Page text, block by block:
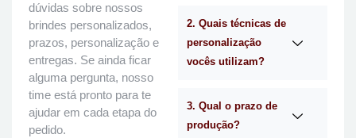
dúvidas sobre nossos
brindes personalizados,
prazos, personalização e
entregas. Se ainda ficar
alguma pergunta, nosso
time está pronto para te
ajudar em cada etapa do
pedido.
2. Quais técnicas de
personalização
vocês utilizam?
3. Qual o prazo de
produção?